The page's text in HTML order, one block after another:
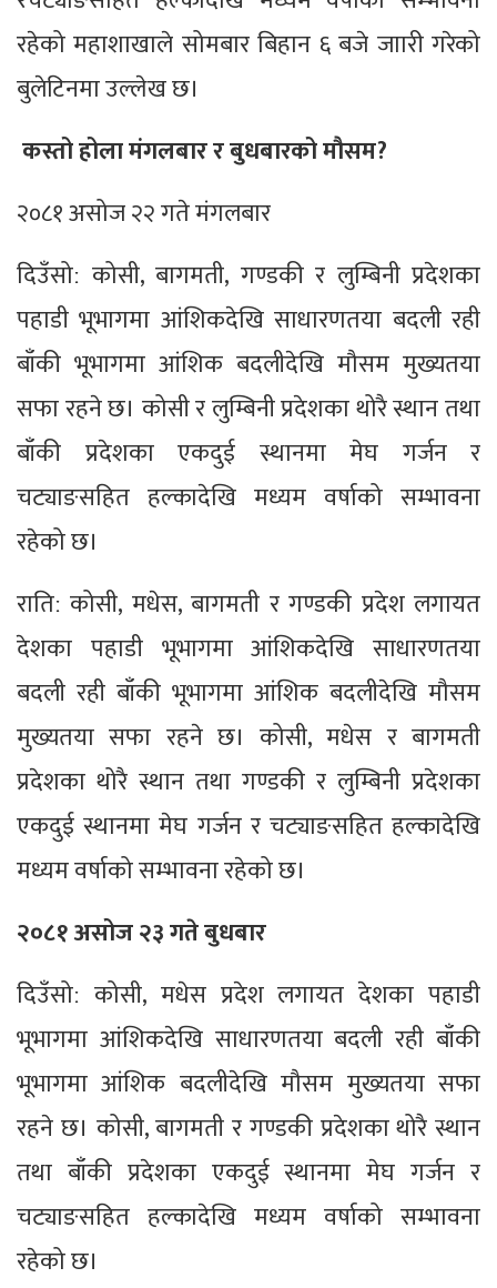
रहेको महाशाखाले सोमबार बिहान ६ बजे जाारी गरेको
बुलेटिनमा उल्लेख छ।
कस्तो होला मंगलबार र बुधबारको मौसम?
२०८१ असोज २२ गते मंगलबार
दिउँसोː कोसी, बागमती, गण्डकी र लुम्बिनी प्रदेशका
पहाडी भूभागमा आंशिकदेखि साधारणतया बदली रही
बाँकी भूभागमा आंशिक बदलीदेखि मौसम मुख्यतया
सफा रहने छ। कोसी र लुम्बिनी प्रदेशका थोरै स्थान तथा
बाँकी प्रदेशका एकदुई स्थानमा मेघ गर्जन र
चट्याङसहित हल्कादेखि मध्यम वर्षाको सम्भावना
रहेको छ।
रातिː कोसी, मधेस, बागमती र गण्डकी प्रदेश लगायत
देशका पहाडी भूभागमा आंशिकदेखि साधारणतया
बदली रही बाँकी भूभागमा आंशिक बदलीदेखि मौसम
मुख्यतया सफा रहने छ। कोसी, मधेस र बागमती
प्रदेशका थोरै स्थान तथा गण्डकी र लुम्बिनी प्रदेशका
एकदुई स्थानमा मेघ गर्जन र चट्याङसहित हल्कादेखि
मध्यम वर्षाको सम्भावना रहेको छ।
२०८१ असोज २३ गते बुधबार
दिउँसोː कोसी, मधेस प्रदेश लगायत देशका पहाडी
भूभागमा आंशिकदेखि साधारणतया बदली रही बाँकी
भूभागमा आंशिक बदलीदेखि मौसम मुख्यतया सफा
रहने छ। कोसी, बागमती र गण्डकी प्रदेशका थोरै स्थान
तथा बाँकी प्रदेशका एकदुई स्थानमा मेघ गर्जन र
चट्याङसहित हल्कादेखि मध्यम वर्षाको सम्भावना
रहेको छ।